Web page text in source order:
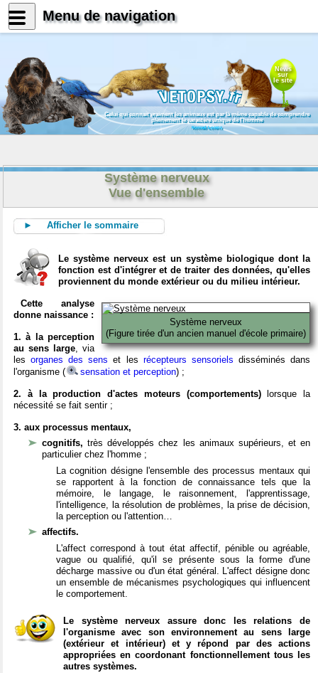
News
sur
le site
Celui qui connait vraiment les animaux est par là même capable de comprendre
pleinement le caractère unique de l'homme
Konrad Lorenz
Système nerveux
Vue d'ensemble
► Afficher le sommaire
Le système nerveux est un système biologique dont la
fonction est d'intégrer et de traiter des données, qu'elles
proviennent du monde extérieur ou du milieu intérieur.
Système nerveux
(Figure tirée d'un ancien manuel d'école primaire)
Cette analyse
donne naissance :
1. à la perception
au sens large, via
lesorganes des sens et les récepteurs sensoriels disséminés dans
l'organisme (
sensation et perception) ;
2. à la production d'actes moteurs (comportements)lorsque la
nécessité se fait sentir ;
3. aux processus mentaux,
cognitifs,très développés chez les animaux supérieurs, et en
particulier chez l'homme ;
La cognition désigne l'ensemble des processus mentaux qui
se rapportent à la fonction de connaissance tels que la
mémoire, le langage, le raisonnement, l'apprentissage,
l'intelligence, la résolution de problèmes, la prise de décision,
la perception ou l'attention…
affectifs.
L'affect correspond à tout état affectif, pénible ou agréable,
vague ou qualifié, qu'il se présente sous la forme d'une
décharge massive ou d'un état général. L'affect désigne donc
un ensemble de mécanismes psychologiques qui influencent
le comportement.
Le système nerveux assure donc les relations de
l'organisme avec son environnement au sens large
(extérieur et intérieur) et y répond par des actions
appropriées en coordonant fonctionnellement tous les
autres systèmes.
Menu de navigation